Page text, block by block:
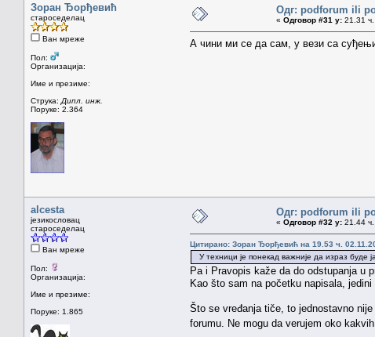
Зоран Ђорђевић
староседелац
Ван мреже
Пол:
Организација:
Име и презиме:
Струка: Дипл. инж.
Поруке: 2.364
Одг: podforum ili
« Одговор #31 у: 21.31
А чини ми се да сам, у вези са
alcesta
језикословац
староседелац
Ван мреже
Пол:
Организација:
Име и презиме:
Поруке: 1.865
Одг: podforum ili
« Одговор #32 у: 21.44
Цитирано: Зоран Ђорђевић на 19.53 ч.
У техници је понекад важније да израз буде
Pa i Pravopis kaže da do odstupanja u
Kao što sam na početku napisala,
Što se vređanja tiče, to jednostavno
forumu. Ne mogu da verujem oko